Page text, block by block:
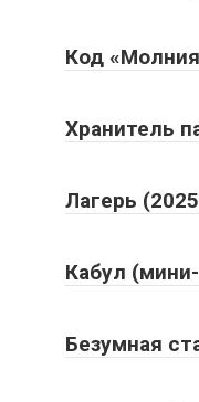
Код
Хранитель
Лагерь
Кабул
Безумная